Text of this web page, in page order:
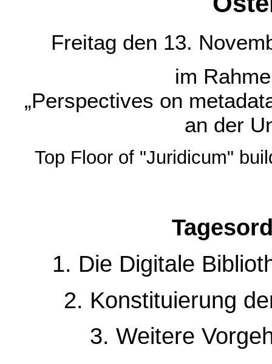
Freitag den 13.
im
„Perspectives on
an der
Top Floor of "Juridicum"
1. Die Digitale
2. Konstituierung
3. Weitere